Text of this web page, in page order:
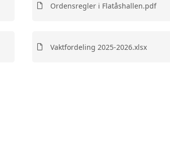
Ordensregler i Flatåshallen.pdf
Vaktfordeling 2025-2026.xlsx